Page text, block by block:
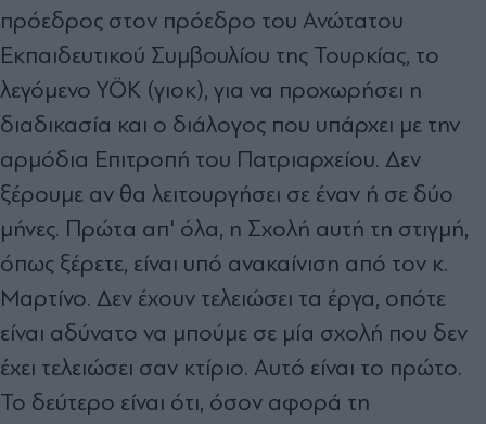
πρόεδρος στον πρόεδρο του Ανώτατου
Εκπαιδευτικού Συμβουλίου της Τουρκίας, το
λεγόμενο YÖK (γιοκ), για να προχωρήσει η
διαδικασία και ο διάλογος που υπάρχει με την
αρμόδια Επιτροπή του Πατριαρχείου. Δεν
ξέρουμε αν θα λειτουργήσει σε έναν ή σε δύο
μήνες. Πρώτα απ' όλα, η Σχολή αυτή τη στιγμή,
όπως ξέρετε, είναι υπό ανακαίνιση από τον κ.
Μαρτίνο. Δεν έχουν τελειώσει τα έργα, οπότε
είναι αδύνατο να μπούμε σε μία σχολή που δεν
έχει τελειώσει σαν κτίριο. Αυτό είναι το πρώτο.
Το δεύτερο είναι ότι, όσον αφορά τη